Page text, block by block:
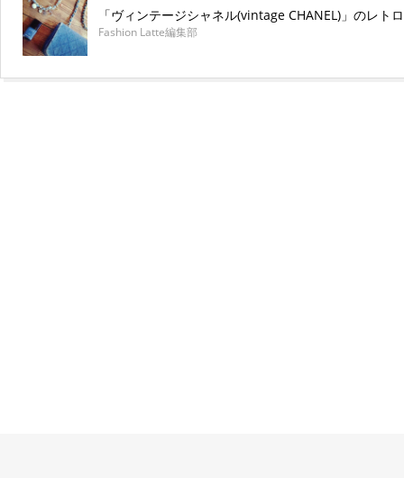
「ヴィンテージシャネル(vintage CHANEL)」のレト
Fashion Latte編集部